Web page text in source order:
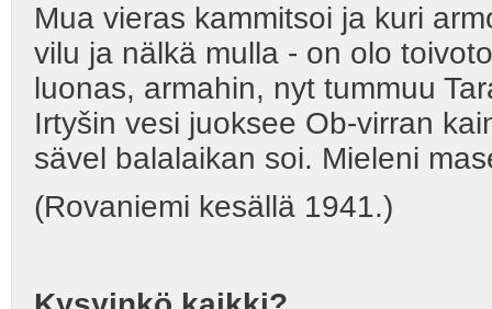
Mua vieras kammitsoi ja kuri
vilu ja nälkä mulla - on olo
luonas, armahin, nyt tummuu
Irtyšin vesi juoksee Ob-virran
sävel balalaikan soi. Mieleni
(Rovaniemi kesällä 1941.)